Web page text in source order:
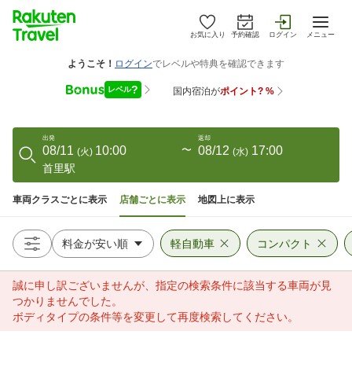
お気に入り 予約確認 ログイン メニュー
出発
08/11 (火) 10:00 〜
返却
08/12 (水) 17:00
首里駅
車両クラスごとに表示 店舗ごとに表示 地図上に表示
軽自動車 コンパクト
誠に申し訳ございませんが、指定の検索条件に該当する車両が見
つかりませんでした。
ボディタイプの条件等を変更して再度検索してください。